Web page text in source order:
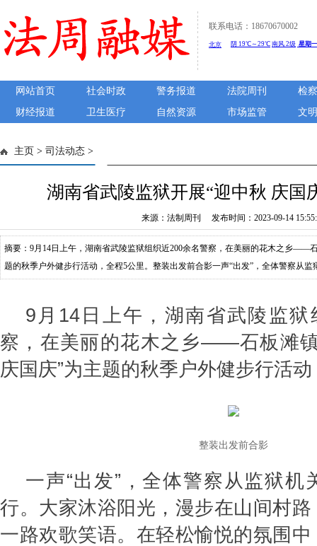
联系电话：18670670002
网站首页 社会时政 警务报道 法院周刊
检
财经报道
卫生医疗 自然资源 市场监管 文
主页 > 司法动态 >
湖南省武陵监狱开展“迎中秋 庆国
来源：法制周刊 发布时间：2023-09-14
摘要：9月14日上午，湖南省武陵监狱组织近200余名警察，在美丽的花木之乡——
题的秋季户外健步行活动，全程5公里。整装出发前合影一声“出发”，全体警察从
9月14日上午，湖南省武陵监狱
察，在美丽的花木之乡——石板滩
庆国庆”为主题的秋季户外健步行活
整装出发前合影
一声“出发”，全体警察从监狱机
行。大家沐浴阳光，漫步在山间村
一路欢歌笑语。在轻松愉悦的氛围